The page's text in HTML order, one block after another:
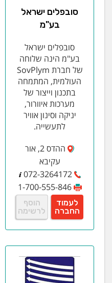
סובפלים ישראל
בע"מ
סובפלים ישראל
בע"מ הינה שלוחה
של חברת SovPlym
העולמית, המתמחה
בתכנון וייצור של
מערכות איוורור,
יניקה וסינון אוויר
לתעשייה.
ההדס 2, אור
עקיבא
072-3264172
1-700-555-846
לעמוד
החברה
הוסף
לרשימה